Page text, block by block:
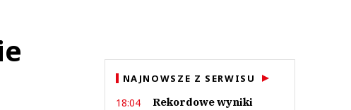
NAJNOWSZE Z SERWISU
18:04
Rekordowe wyniki